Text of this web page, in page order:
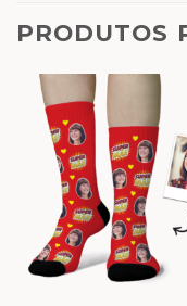
PRODUTOS